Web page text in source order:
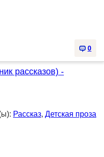
0
рассказов) -
Рассказ, Детская проза